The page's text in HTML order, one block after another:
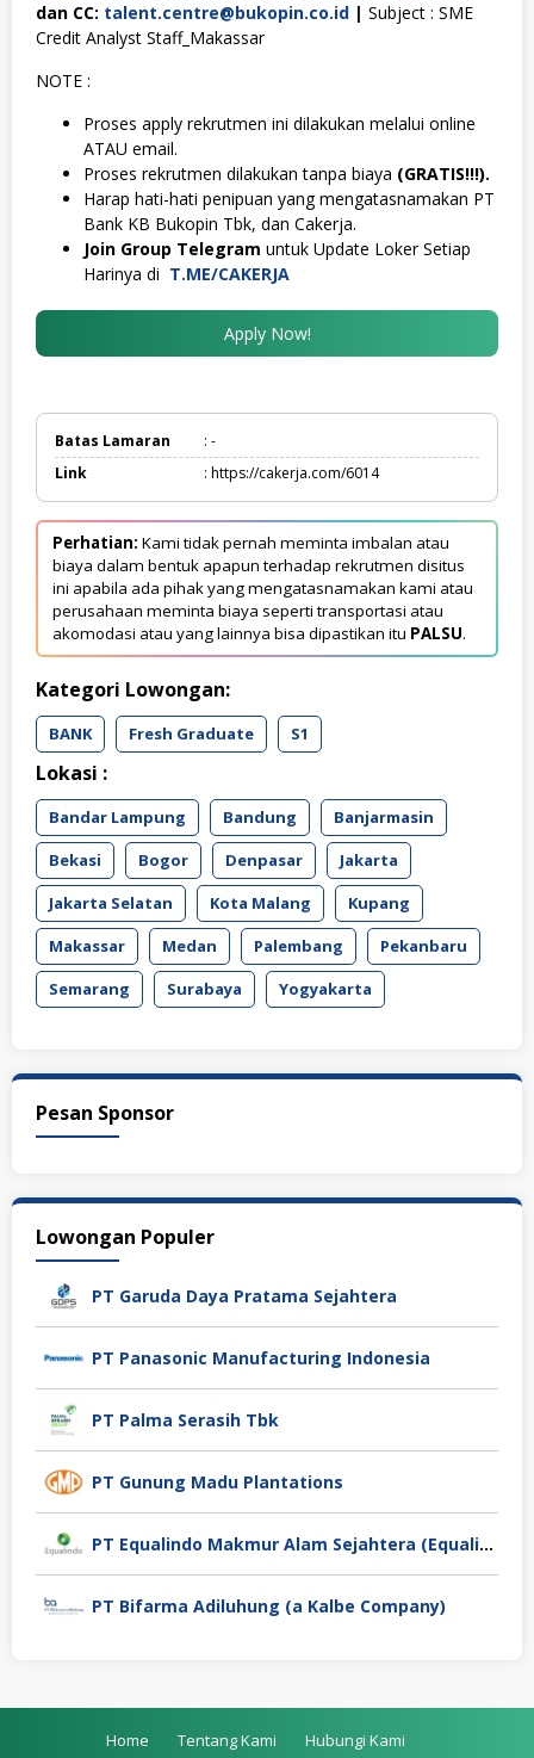
dan CC: talent.centre@bukopin.co.id | Subject : SME
Credit Analyst Staff_Makassar
NOTE :
Proses apply rekrutmen ini dilakukan melalui online
ATAU email.
Proses rekrutmen dilakukan tanpa biaya (GRATIS!!!).
Harap hati-hati penipuan yang mengatasnamakan PT
Bank KB Bukopin Tbk, dan Cakerja.
Join Group Telegram untuk Update Loker Setiap
Harinya di T.ME/CAKERJA
Apply Now!
Batas Lamaran
: -
Link
: https://cakerja.com/6014
Perhatian: Kami tidak pernah meminta imbalan atau
biaya dalam bentuk apapun terhadap rekrutmen disitus
ini apabila ada pihak yang mengatasnamakan kami atau
perusahaan meminta biaya seperti transportasi atau
akomodasi atau yang lainnya bisa dipastikan itu PALSU.
Kategori Lowongan:
BANK Fresh Graduate S1
Lokasi :
Bandar Lampung Bandung
Banjarmasin
Bekasi
Bogor Denpasar
Jakarta
Jakarta Selatan
Kota Malang
Kupang
Makassar
Medan Palembang
Pekanbaru
Semarang
Surabaya Yogyakarta
Pesan Sponsor
Lowongan Populer
PT Garuda Daya Pratama Sejahtera
PT Panasonic Manufacturing Indonesia
PT Palma Serasih Tbk
PT Gunung Madu Plantations
PT Equalindo Makmur Alam Sejahtera (Equalindo Group)
PT Bifarma Adiluhung (a Kalbe Company)
Home Tentang Kami Hubungi Kami